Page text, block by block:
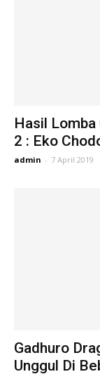
Hasil Lomba
2 : Eko
admin - 7 April 2019
Gadhuro
Unggul Di